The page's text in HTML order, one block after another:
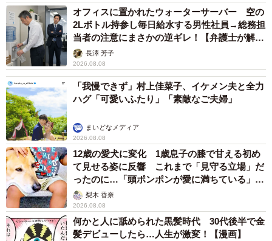
オフィスに置かれたウォーターサーバー 空の
2Lボトル持参し毎日給水する男性社員→総務担
当者の注意にまさかの逆ギレ！【弁護士が解
説】長澤 芳子
2026.08.08
「我慢できず」村上佳菜子、イケメン夫と全力
ハグ「可愛いふたり」「素敵なご夫婦」
まいどなメディア
2026.08.08
12歳の愛犬に変化 1歳息子の膝で甘える初め
て見せる姿に反響 これまで「見守る立場」だ
ったのに…「頭ポンポンが愛に満ちている」
「尊…」
梨木 香奈
2026.08.08
何かと人に舐められた黒髪時代 30代後半で金
髪デビューしたら…人生が激変！【漫画】